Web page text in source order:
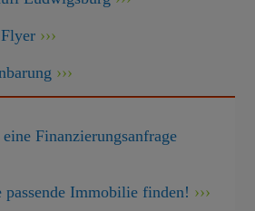
Finanzierungsanfrage
Immobilie finden!